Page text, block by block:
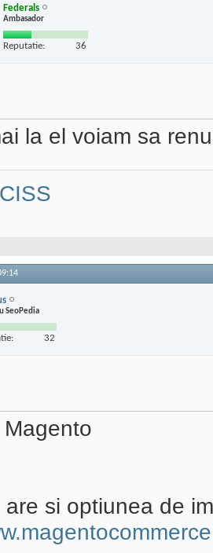
Federals
Ambasador
Reputatie: 36
la el voiam sa
SeoPedia
32
are si optiunea de